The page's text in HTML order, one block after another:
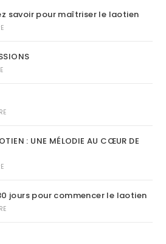
savoir pour maîtriser le laotien
: UNE MÉLODIE AU CŒUR DE
jours pour commencer le laotien